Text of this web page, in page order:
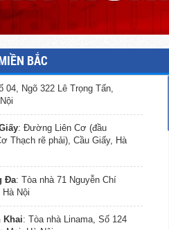
BẮC
04, Ngõ 322 Lê Trọng Tấn,
: Đường Liên Cơ (đầu
Thạch rẽ phải), Cầu Giấy, Hà
Đa: Tòa nhà 71 Nguyễn Chí
Nội
Khai: Tòa nhà Linama, Số 124